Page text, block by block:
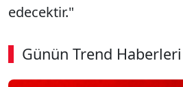
edecektir."
Günün Trend Haberleri
00:02 / 03:53